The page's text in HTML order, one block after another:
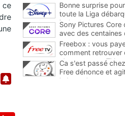
ce
Bonne surprise
toute la Liga
inclus
Sony Pictures Core
avec des
Freebox : vous
comment retrouver
abonnements TV
Ca s'est passé
Free dénonce et
le bout de son nez